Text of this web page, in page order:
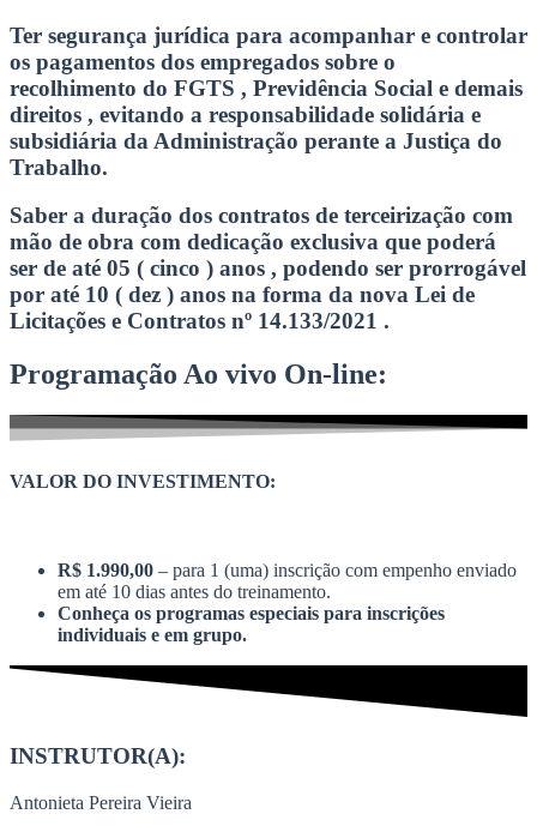
Ter segurança jurídica para acompanhar e controlar
os pagamentos dos empregados sobre o
recolhimento do FGTS , Previdência Social e demais
direitos , evitando a responsabilidade solidária e
subsidiária da Administração perante a Justiça do
Trabalho.
Saber a duração dos contratos de terceirização com
mão de obra com dedicação exclusiva que poderá
ser de até 05 ( cinco ) anos , podendo ser prorrogável
por até 10 ( dez ) anos na forma da nova Lei de
Licitações e Contratos nº 14.133/2021 .
Programação Ao vivo On-line:
VALOR DO INVESTIMENTO:
R$ 1.990,00 – para 1 (uma) inscrição com empenho enviado
em até 10 dias antes do treinamento.
Conheça os programas especiais para inscrições
individuais e em grupo.
INSTRUTOR(A):
Antonieta Pereira Vieira